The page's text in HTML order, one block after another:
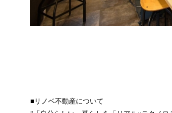
■リノベ不動産について